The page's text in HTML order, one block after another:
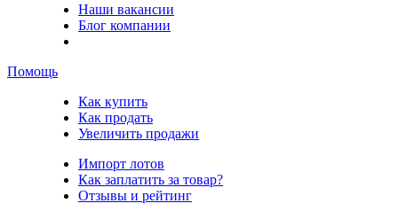
Наши вакансии
Блог компании
Помощь
Как купить
Как продать
Увеличить продажи
Импорт лотов
Как заплатить за товар?
Отзывы и рейтинг